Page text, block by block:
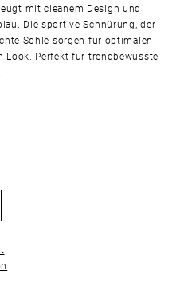
mit cleanem Design und
Die sportive Schnürung, der
Sohle sorgen für optimalen
Perfekt für trendbewusste